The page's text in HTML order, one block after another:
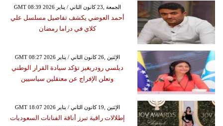
GMT 08:39 2026 الجمعة ,23 كانون الثاني / يناير
أحمد العوضي يكشف تفاصيل مسلسل علي
كلاي في دراما رمضان
GMT 08:27 2026 الإثنين ,26 كانون الثاني / يناير
ديلسي رودريغيز تؤكد سيادة القرار الوطني
وتعلن الإفراج عن معتقلين سياسيين
GMT 18:07 2026 الإثنين ,19 كانون الثاني / يناير
إطلالات راقية تبرز أناقة الفنانات السعوديات